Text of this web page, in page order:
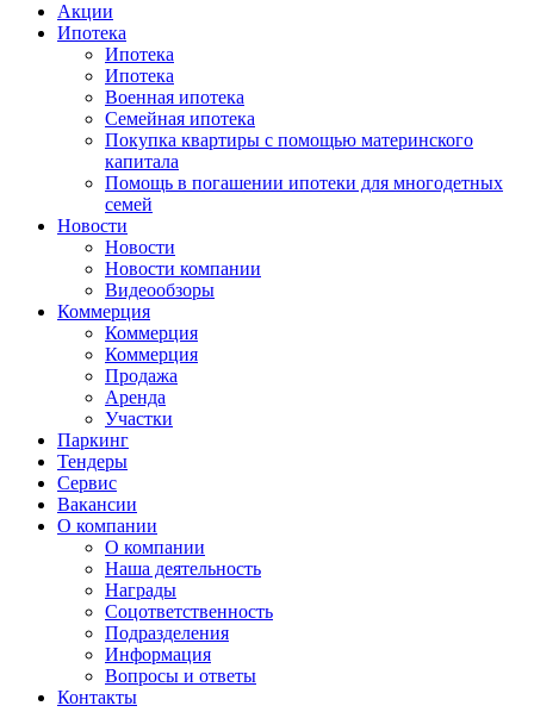
Акции
Ипотека
Ипотека
Ипотека
Военная ипотека
Семейная ипотека
Покупка квартиры с помощью материнского
капитала
Помощь в погашении ипотеки для многодетных
семей
Новости
Новости
Новости компании
Видеообзоры
Коммерция
Коммерция
Коммерция
Продажа
Аренда
Участки
Паркинг
Тендеры
Сервис
Вакансии
О компании
О компании
Наша деятельность
Награды
Соцответственность
Подразделения
Информация
Вопросы и ответы
Контакты